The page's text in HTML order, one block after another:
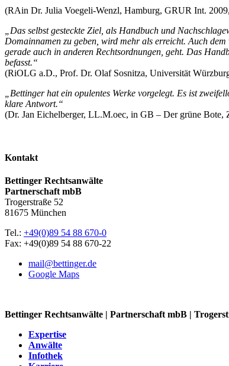
(RAin Dr. Julia Voegeli-Wenzl, Hamburg, GRUR Int.
„Das selbst gesteckte Ziel, als Handbuch und
Domainnamen zu geben, wird mehr als erreicht. Auch
gerade auch in anderen Rechtsordnungen, geht. Das
befasst.“
(RiOLG a.D., Prof. Dr. Olaf Sosnitza, Universität
„Bettinger hat ein opulentes Werke vorgelegt. Es ist
klare Antwort.“
(Dr. Jan Eichelberger, LL.M.oec, in GB – Der grüne Bote,
Kontakt
Bettinger Rechtsanwälte
Partnerschaft mbB
Trogerstraße 52
81675 München
Tel.: +49(0)89 54 88 670-0
Fax: +49(0)89 54 88 670-22
mail@bettinger.de
Google Maps
Bettinger Rechtsanwälte | Partnerschaft mbB |
Expertise
Anwälte
Infothek